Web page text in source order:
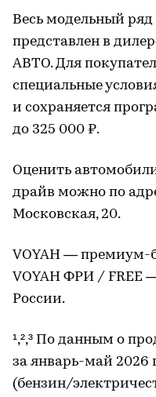
Весь модельный ряд
представлен в
АВТО. Для
специальные
и сохраняется
до 325 000 ₽.
Оценить
драйв можно по
Московская, 20.
VOYAH — премиум-
VOYAH ФРИ / FREE
России.
¹,²,³ По данным о
за январь-май 2026
(бензин/